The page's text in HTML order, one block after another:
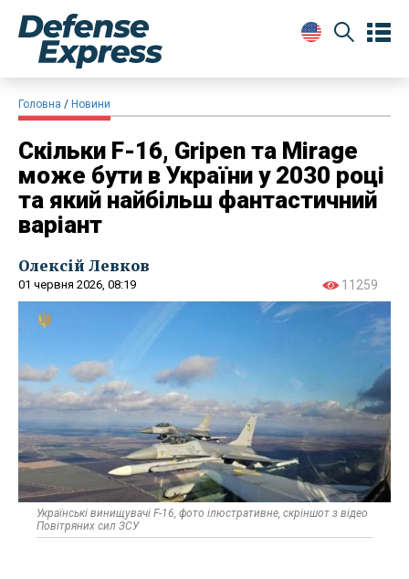
Головна Новини
Скільки F-16, Gripen та Mirage
може бути в України у 2030 році
та який найбільш фантастичний
варіант
Олексій Левков
01 червня 2026, 08:19 11259
Українські винищувачі F-16, фото ілюстративне, скріншот з відео
Повітряних сил ЗСУ